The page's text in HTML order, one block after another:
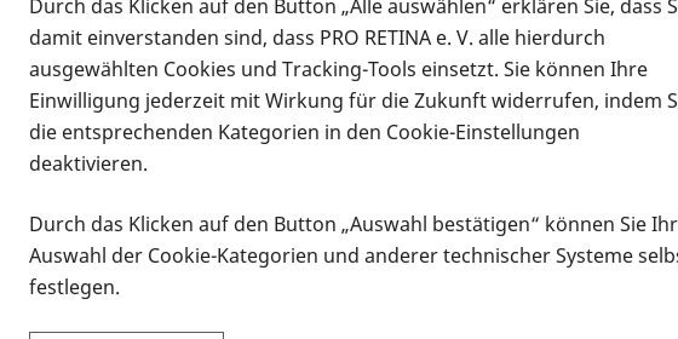
Vorlesen
Die Landesgruppe Niedersachsen ist eine Gruppe
Niedersachsen mit insgesamt über 400 Mitglieder.
Das Team besteht aus Christian Schulte, Claudia
Durch das Klicken auf den Button „Alle auswählen“ erklären Sie, dass
damit einverstanden sind, dass PRO RETINA e. V. alle hierdurch
ausgewählten Cookies und Tracking-Tools einsetzt. Sie können Ihre
Einwilligung jederzeit mit Wirkung für die Zukunft widerrufen, indem
die entsprechenden Kategorien in den Cookie-Einstellungen
deaktivieren.
Durch das Klicken auf den Button „Auswahl bestätigen“ können Sie
Auswahl der Cookie-Kategorien und anderer technischer Systeme
festlegen.